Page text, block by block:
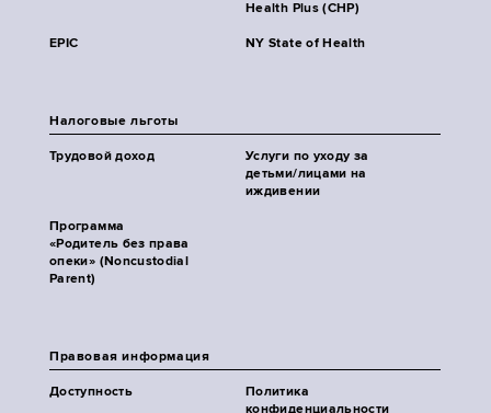
Health Plus (CHP)
EPIC NY State of Health
Налоговые льготы
Трудовой доход
Услуги по уходу за
детьми/лицами на
иждивении
Программа
«Родитель без права
опеки» (Noncustodial
Parent)
Правовая информация
Доступность
Политика
конфиденциальности